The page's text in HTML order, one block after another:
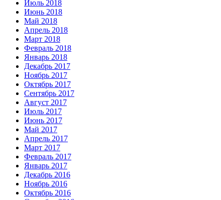
Июль 2018
Июнь 2018
Май 2018
Апрель 2018
Март 2018
Февраль 2018
Январь 2018
Декабрь 2017
Ноябрь 2017
Октябрь 2017
Сентябрь 2017
Август 2017
Июль 2017
Июнь 2017
Май 2017
Апрель 2017
Март 2017
Февраль 2017
Январь 2017
Декабрь 2016
Ноябрь 2016
Октябрь 2016